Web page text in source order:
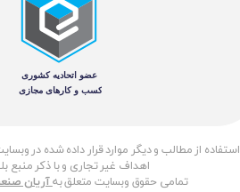
​استفاده از مطالب و دیگر موارد قرار داده شده در
اهداف غیر تجاری و با ذکر منبع
تمامی حقوق وبسایت متعلق بهآریان